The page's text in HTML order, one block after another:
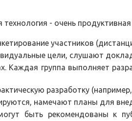
- очень
участников
цели, слушают
Каждая группа выполняет
разработку
намечают планы для
быть рекомендованы к